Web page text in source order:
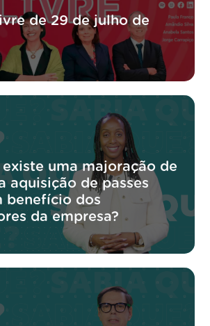
de 29 de julho de
existe uma majoração de
aquisição de passes
benefício dos
da empresa?